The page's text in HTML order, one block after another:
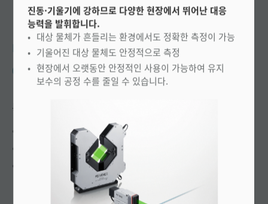
KEYENCE에 문의
031-789-4300
특징
2지점 동시 측정
이중 디스플레이 기능
진동·기울기에 강하므로 다양한 현장에서 뛰어난 대응
능력을 발휘합니다.
대상 물체가 흔들리는 환경에서도 정확한 측정이 가능
기울어진 대상 물체도 안정적으로 측정
현장에서 오랫동안 안정적인 사용이 가능하여 유지
보수의 공정 수를 줄일 수 있습니다.